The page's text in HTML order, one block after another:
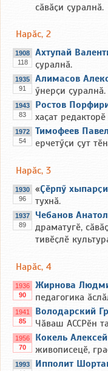
сӑвӑҫи ҫуралнӑ.
Нарӑс, 2
1908
118
Ахтупай
ҫуралнӑ.
1935
91
Алимасов
ӳнерҫи ҫуралнӑ.
1943
83
Ростов
хаҫат
1972
54
Тимофеев
ерчетӳҫи ҫут
Нарӑс, 3
1930
96
«Ҫӗрпӳ хыпарҫи
тухнӑ.
1937
89
Чебанов
драматугӗ,
тивӗҫлӗ
Нарӑс, 4
1936
90
Жирнова
педагогика
1941
85
Володарский
Чӑваш АССРӗн
1956
70
Кокель
живописецӗ,
1993
Ипполит